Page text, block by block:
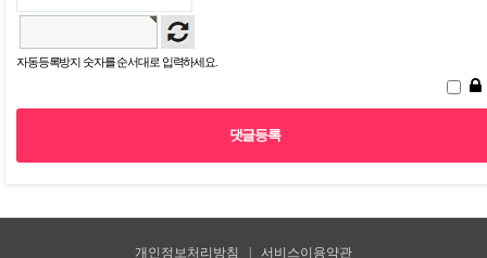
자동등록방지 숫자를 순서대로 입력하세요.
개인정보처리방침 서비스이용약관